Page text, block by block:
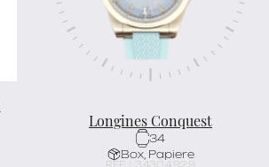
Longines Conquest
34
Box, Papiere